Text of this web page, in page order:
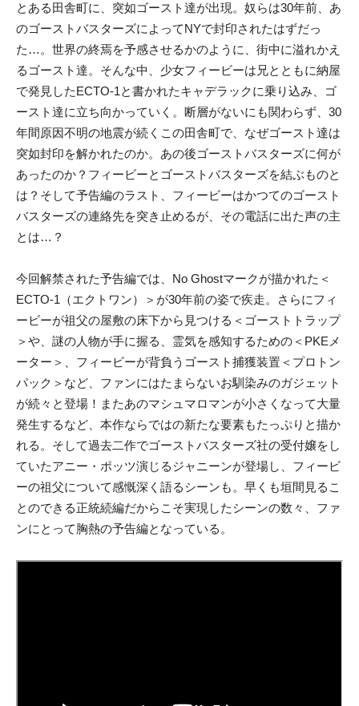
とある田舎町に、突如ゴースト達が出現。奴らは30年前、あ
のゴーストバスターズによってNYで封印されたはずだっ
た…。世界の終焉を予感させるかのように、街中に溢れかえ
るゴースト達。そんな中、少女フィービーは兄とともに納屋
で発見したECTO-1と書かれたキャデラックに乗り込み、ゴ
ースト達に立ち向かっていく。断層がないにも関わらず、30
年間原因不明の地震が続くこの田舎町で、なぜゴースト達は
突如封印を解かれたのか。あの後ゴーストバスターズに何が
あったのか？フィービーとゴーストバスターズを結ぶものと
は？そして予告編のラスト、フィービーはかつてのゴースト
バスターズの連絡先を突き止めるが、その電話に出た声の主
とは…？
今回解禁された予告編では、No Ghostマークが描かれた＜
ECTO-1（エクトワン）＞が30年前の姿で疾走。さらにフィ
ービーが祖父の屋敷の床下から見つける＜ゴーストトラップ
＞や、謎の人物が手に握る、霊気を感知するための＜PKEメ
ーター＞、フィービーが背負うゴースト捕獲装置＜プロトン
パック＞など、ファンにはたまらないお馴染みのガジェット
が続々と登場！またあのマシュマロマンが小さくなって大量
発生するなど、本作ならではの新たな要素もたっぷりと描か
れる。そして過去二作でゴーストバスターズ社の受付嬢をし
ていたアニー・ポッツ演じるジャニーンが登場し、フィービ
ーの祖父について感慨深く語るシーンも。早くも垣間見るこ
とのできる正統続編だからこそ実現したシーンの数々、ファ
ンにとって胸熱の予告編となっている。